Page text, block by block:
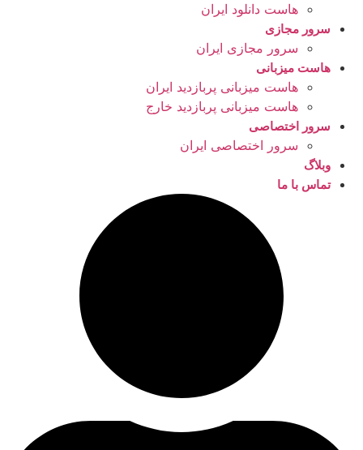
هاست دانلود ایران
سرور مجازی
سرور مجازی ایران
هاست میزبانی
هاست میزبانی پربازدید ایران
هاست میزبانی پربازدید خارج
سرور اختصاصی
سرور اختصاصی ایران
وبلاگ
تماس با ما